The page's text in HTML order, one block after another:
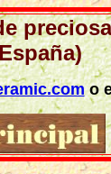
o